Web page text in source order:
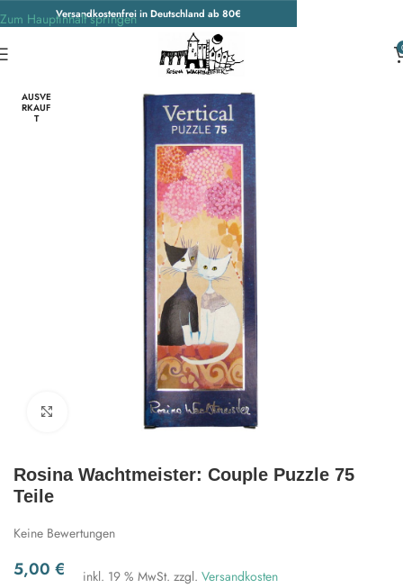
Versandkostenfrei in Deutschland ab 80€
Zum Hauptinhalt springen
AUSVE
RKAUF
T
Zum Vergrößern klicken
Rosina Wachtmeister: Couple Puzzle 75
Teile
Keine Bewertungen
5,00 € inkl. 19 % MwSt. zzgl. Versandkosten